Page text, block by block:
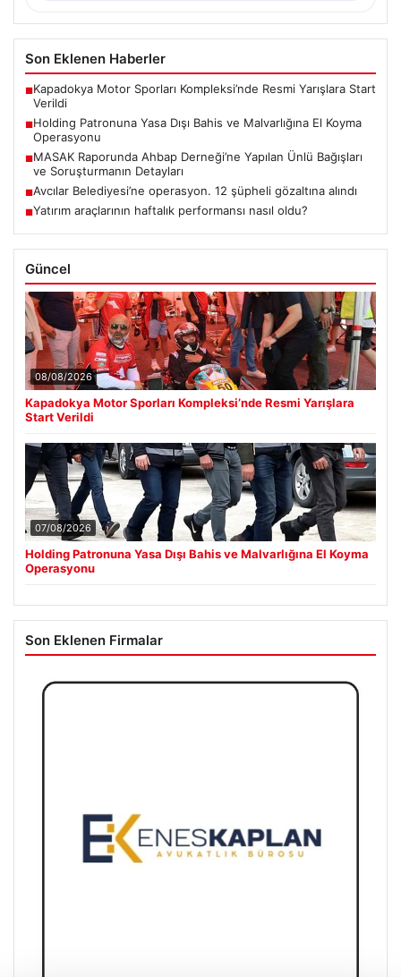
Son Eklenen Haberler
■Kapadokya Motor Sporları Kompleksi’nde Resmi Yarışlara Start
Verildi
■Holding Patronuna Yasa Dışı Bahis ve Malvarlığına El Koyma
Operasyonu
■MASAK Raporunda Ahbap Derneği’ne Yapılan Ünlü Bağışları
ve Soruşturmanın Detayları
■Avcılar Belediyesi’ne operasyon. 12 şüpheli gözaltına alındı
■Yatırım araçlarının haftalık performansı nasıl oldu?
Güncel
08/08/2026
Kapadokya Motor Sporları Kompleksi’nde Resmi Yarışlara
Start Verildi
07/08/2026
Holding Patronuna Yasa Dışı Bahis ve Malvarlığına El Koyma
Operasyonu
Son Eklenen Firmalar